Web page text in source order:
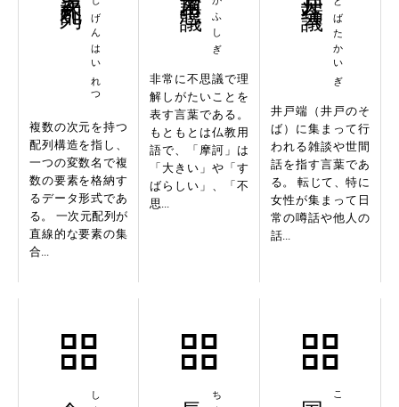
たじげんはいれつ
複数の次元を持つ
配列構造を指し、
一つの変数名で複
数の要素を格納す
るデータ形式であ
る。 一次元配列が
直線的な要素の集
合...
非常に不思議で理
解しがたいことを
表す言葉である。
もともとは仏教用
語で、「摩訶」は
「大きい」や「す
ばらしい」、「不
思...
いどばたかいぎ
井戸端（井戸のそ
ば）に集まって行
われる雑談や世間
話を指す言葉であ
る。 転じて、特に
女性が集まって日
常の噂話や他人の
話...